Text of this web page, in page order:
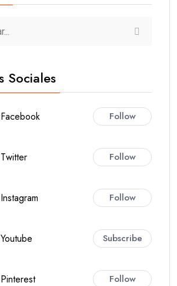
Sociales
Facebook Follow
Twitter Follow
Instagram Follow
Youtube Subscribe
Pinterest Follow